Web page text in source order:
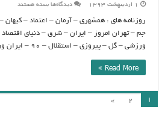
۱ اردیبهشت ۱۳۹۳ دیدگاه‌هابرای
روزنامه
های
امروز
دوشنبه
اول
بسته هستند
روزنامه های : همشهری – آرمان – اعتماد –
جم – تهران امروز – ایران – شرق – دنیای
ورزشی – گل – پیروزی – استقلال – ۹۰ – ایران ورزشی- ابرار ورزشی.
Read More »
۱ ۲ »